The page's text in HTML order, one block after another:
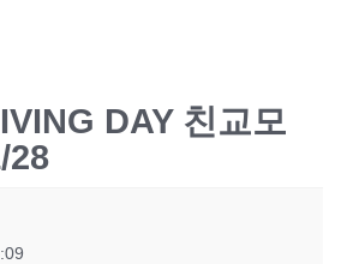
DAY 친교모
28